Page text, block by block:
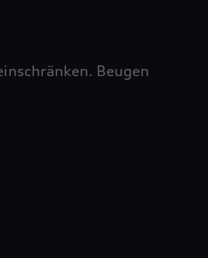
Beugen